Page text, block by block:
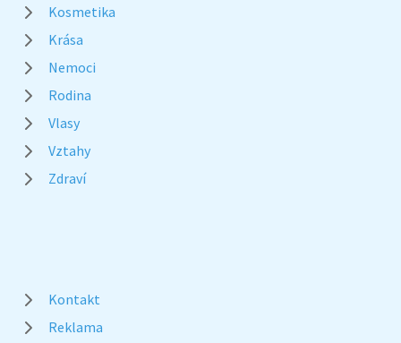
Kosmetika
Krása
Nemoci
Rodina
Vlasy
Vztahy
Zdraví
Kontakt
Reklama